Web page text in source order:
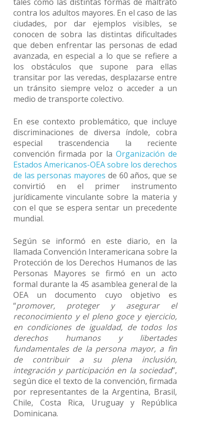
contra los adultos mayores. En el caso de las
ciudades, por dar ejemplos visibles, se
conocen de sobra las distintas dificultades
que deben enfrentar las personas de edad
avanzada, en especial a lo que se refiere a
los obstáculos que supone para ellas
transitar por las veredas, desplazarse entre
un tránsito siempre veloz o acceder a un
medio de transporte colectivo.
En ese contexto problemático, que incluye
discriminaciones de diversa índole, cobra
especial trascendencia la reciente
convención firmada por la Organización de
Estados Americanos-OEA sobre los derechos
de las personas mayores de 60 años, que se
convirtió en el primer instrumento
jurídicamente vinculante sobre la materia y
con el que se espera sentar un precedente
mundial.
Según se informó en este diario, en la
llamada Convención Interamericana sobre la
Protección de los Derechos Humanos de las
Personas Mayores se firmó en un acto
formal durante la 45 asamblea general de la
OEA un documento cuyo objetivo es
“promover, proteger y asegurar el
reconocimiento y el pleno goce y ejercicio,
en condiciones de igualdad, de todos los
derechos humanos y libertades
fundamentales de la persona mayor, a fin
de contribuir a su plena inclusión,
integración y participación en la sociedad”,
según dice el texto de la convención, firmada
por representantes de la Argentina, Brasil,
Chile, Costa Rica, Uruguay y República
Dominicana.